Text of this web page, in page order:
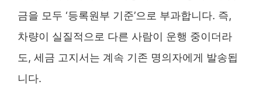
금을 모두 ‘등록원부 기준’으로 부과합니다. 즉,
차량이 실질적으로 다른 사람이 운행 중이더라
도, 세금 고지서는 계속 기존 명의자에게 발송됩
니다.